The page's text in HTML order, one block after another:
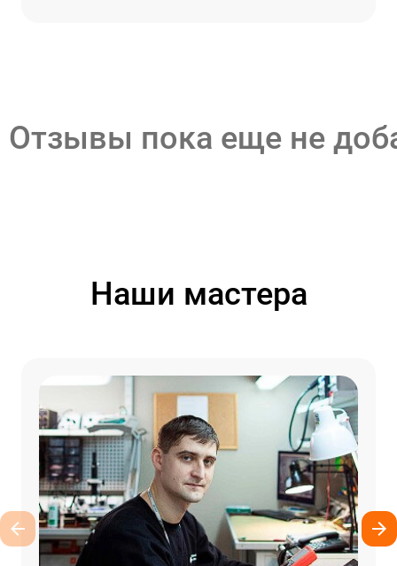
Отзывы пока еще не
Наши мастера